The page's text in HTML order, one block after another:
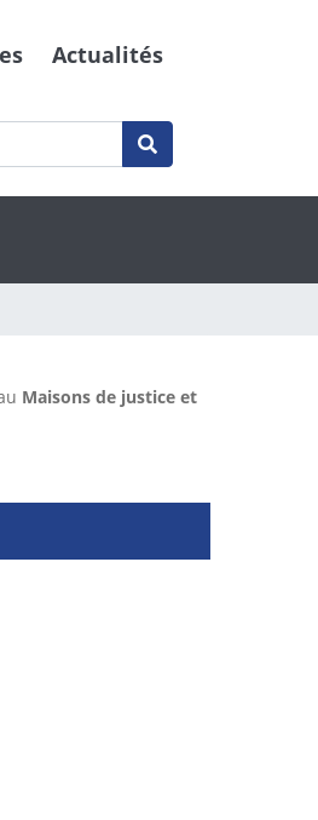
Actualités
Maisons de justice et